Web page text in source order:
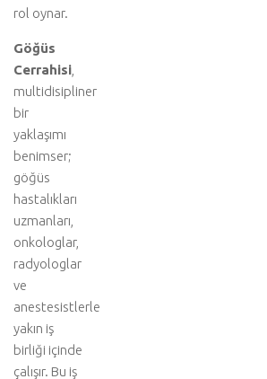
rol oynar.
Göğüs
Cerrahisi
multidisipliner
bir
yaklaşımı
benimser;
göğüs
hastalıkları
uzmanları,
onkologlar,
radyologlar
ve
anestesistlerle
yakın iş
birliği içinde
çalışır. Bu iş